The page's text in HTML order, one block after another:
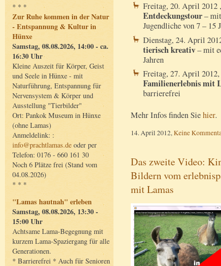
* * *
Zur Ruhe kommen in der Natur
- Entspannung & Kultur in
Hünxe
Samstag, 08.08.2026, 14:00 - ca.
16:30 Uhr
Kleine Auszeit für Körper, Geist
und Seele in Hünxe - mit
Naturführung, Entspannung für
Nervensystem & Körper und
Ausstellung "Tierbilder"
Ort: Pankok Museum in Hünxe
(ohne Lamas)
Anmeldelink: :
info@prachtlamas.de oder per
Telefon: 0176 - 660 161 30
Noch 6 Plätze frei (Stand vom
04.08.2026)
* * *
"Lamas hautnah" erleben
Samstag, 08.08.2026, 13:30 -
15:00 Uhr
Achtsame Lama-Begegnung mit
kurzem Lama-Spaziergang für alle
Generationen.
* Barrierefrei * Auch für Senioren
Freitag, 20. April 2012
Entdeckungstour–
Jugendliche von 7 – 15
Dienstag, 24. April
tierisch kreativ– mit
Jahren
Freitag, 27. April
Familienerlebnis mit
barrierefrei
Mehr Infos finden Siehier.
14. April 2012, Keine
Das zweite Video:
Bildern vom
mit Lamas